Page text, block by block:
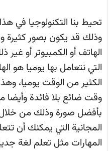
تحيط بنا التكنولوجيا في
وذلك قد يكون بصور كثيرة
الهاتف أو الكمبيوتر أو غير
التي نتعامل بها يوميا هو
الكثير من الوقت يوميا،
وقت ضائع بلا فائدة
بأفضل صورة وذلك من خلال
المجانية التي يمكنك أن
المهارات مثل تعلم لغة